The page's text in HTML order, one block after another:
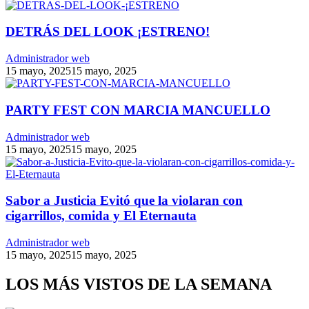
DETRÁS DEL LOOK ¡ESTRENO!
Administrador web
15 mayo, 202515 mayo, 2025
PARTY FEST CON MARCIA MANCUELLO
Administrador web
15 mayo, 202515 mayo, 2025
Sabor a Justicia Evitó que la violaran con
cigarrillos, comida y El Eternauta
Administrador web
15 mayo, 202515 mayo, 2025
LOS MÁS VISTOS DE LA SEMANA